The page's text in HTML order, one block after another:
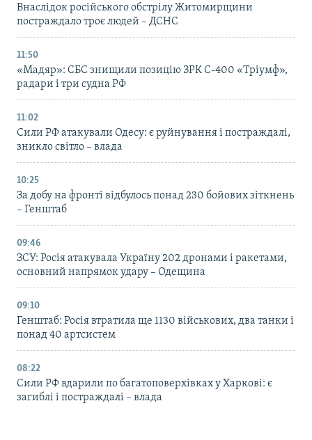
Внаслідок російського обстрілу Житомирщини
постраждало троє людей – ДСНС
11:50
«Мадяр»: СБС знищили позицію ЗРК С-400 «Тріумф»,
радари і три судна РФ
11:02
Сили РФ атакували Одесу: є руйнування і постраждалі,
зникло світло – влада
10:25
За добу на фронті відбулось понад 230 бойових зіткнень
– Генштаб
09:46
ЗСУ: Росія атакувала Україну 202 дронами і ракетами,
основний напрямок удару – Одещина
09:10
Генштаб: Росія втратила ще 1130 військових, два танки і
понад 40 артсистем
08:22
Сили РФ вдарили по багатоповерхівках у Харкові: є
загиблі і постраждалі – влада